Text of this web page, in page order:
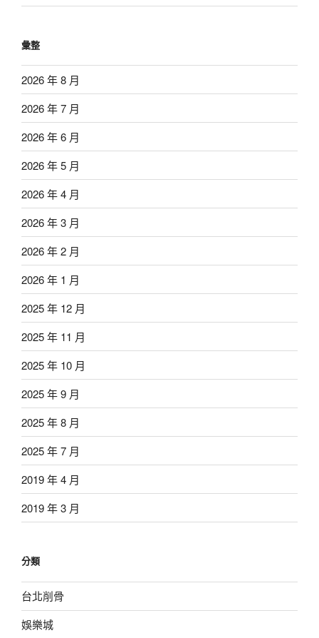
彙整
2026 年 8 月
2026 年 7 月
2026 年 6 月
2026 年 5 月
2026 年 4 月
2026 年 3 月
2026 年 2 月
2026 年 1 月
2025 年 12 月
2025 年 11 月
2025 年 10 月
2025 年 9 月
2025 年 8 月
2025 年 7 月
2019 年 4 月
2019 年 3 月
分類
台北削骨
娛樂城